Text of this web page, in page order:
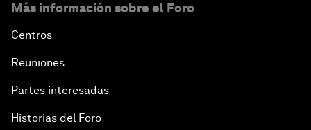
Más información sobre el Foro
Centros
Reuniones
Partes interesadas
Historias del Foro